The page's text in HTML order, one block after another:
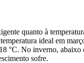
quanto à
ideal em
°C. No inverno, abaixo
sofre.